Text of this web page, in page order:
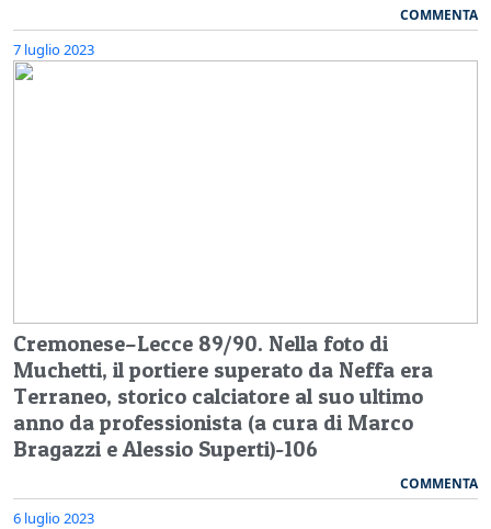
COMMENTA
7 luglio 2023
Cremonese–Lecce 89/90. Nella foto di
Muchetti, il portiere superato da Neffa era
Terraneo, storico calciatore al suo ultimo
anno da professionista (a cura di Marco
Bragazzi e Alessio Superti)-106
COMMENTA
6 luglio 2023